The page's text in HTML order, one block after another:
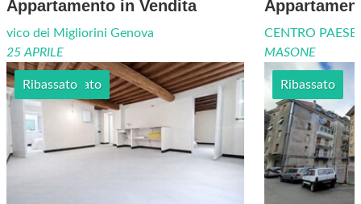
Appartamento in Vendita
vico dei Migliorini Genova
25 APRILE
Semi arredato
Ribassato
CENTRO
MASONE
Ribassato